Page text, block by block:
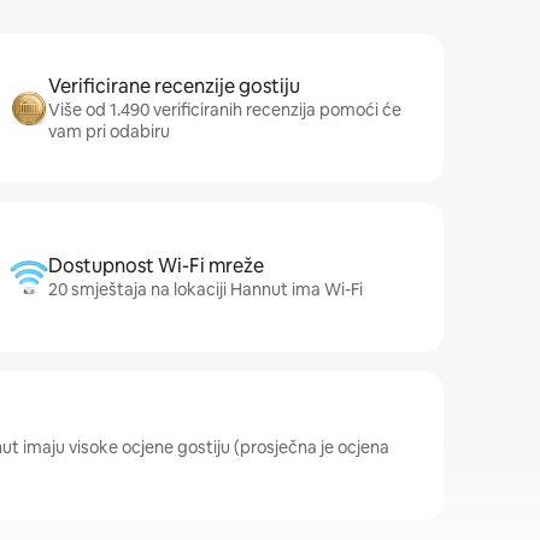
Verificirane recenzije gostiju
Više od 1.490 verificiranih recenzija pomoći će
vam pri odabiru
Dostupnost Wi-Fi mreže
20 smještaja na lokaciji Hannut ima Wi-Fi
imaju visoke ocjene gostiju (prosječna je ocjena